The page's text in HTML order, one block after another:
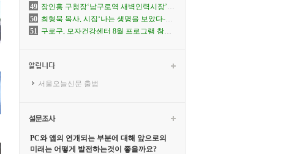
실무교육’ 14일 개최
49 장인홍 구청장‘남구로역 새벽인력시장’찾
아
50 최형묵 목사, 시집‘나는 생명을 보았다-기
다림의 시간들-’출간
51 구로구, 모자건강센터 8월 프로그램 참여
서울오늘신문 출범
PC와 앱의 연개되는 부분에 대해 앞으로의
미래는 어떻게 발전하는것이 좋을까요?